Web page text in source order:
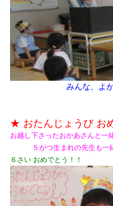
みんな、よかっ
★ おたんじょうび お
お越し下さったおかあさんと一
５がつ生まれの先生も一
６さい おめでとう！！